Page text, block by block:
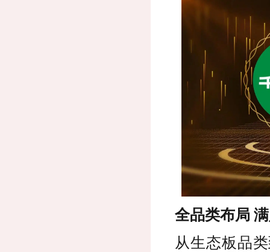
全品类布局
从生态板品